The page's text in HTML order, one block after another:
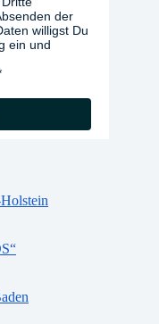
der
willigst Du
ein und